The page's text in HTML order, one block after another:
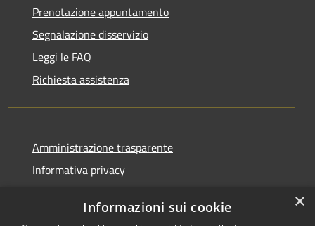
Prenotazione appuntamento
Segnalazione disservizio
Leggi le FAQ
Richiesta assistenza
Amministrazione trasparente
Informativa privacy
Dichiarazione di accessibilità
×
Informazioni sui cookie